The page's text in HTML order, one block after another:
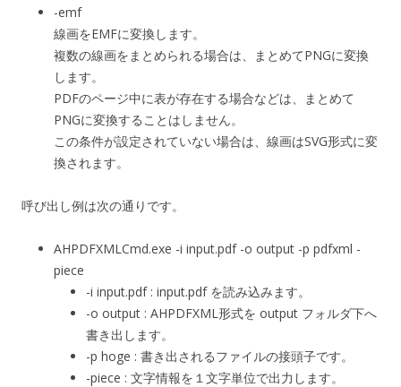
-emf
線画をEMFに変換します。
複数の線画をまとめられる場合は、まとめてPNGに変換
します。
PDFのページ中に表が存在する場合などは、まとめて
PNGに変換することはしません。
この条件が設定されていない場合は、線画はSVG形式に変
換されます。
呼び出し例は次の通りです。
AHPDFXMLCmd.exe -i input.pdf -o output -p pdfxml -
piece
-i input.pdf : input.pdf を読み込みます。
-o output : AHPDFXML形式を output フォルダ下へ
書き出します。
-p hoge : 書き出されるファイルの接頭子です。
-piece : 文字情報を１文字単位で出力します。